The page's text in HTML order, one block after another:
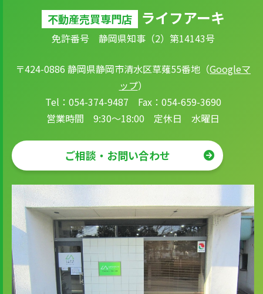
不動産売買専門店 ライフアーキ
免許番号 静岡県知事（2）第14143号
〒424-0886 静岡県静岡市清水区草薙55番地（Googleマ
ップ）
Tel：054-374-9487 Fax：054-659-3690
営業時間 9:30～18:00 定休日 水曜日
ご相談・お問い合わせ